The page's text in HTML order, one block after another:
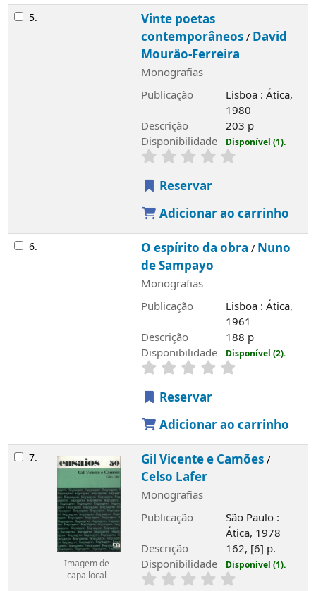
5.
Vinte poetas
contemporâneos/ David
Mouräo-Ferreira
Monografias
Publicação
Lisboa : Ática,
1980
Descrição
203 p
Disponibilidade
Disponível (1).
Reservar
Adicionar ao carrinho
6. O espírito da obra / Nuno
de Sampayo
Monografias
Publicação
Lisboa : Ática,
1961
Descrição
188 p
Disponibilidade
Disponível (2).
Reservar
Adicionar ao carrinho
7.
Imagem de
capa local
Gil Vicente e Camões/
Celso Lafer
Monografias
Publicação
São Paulo :
Ática, 1978
Descrição
162, [6] p.
Disponibilidade
Disponível (1).